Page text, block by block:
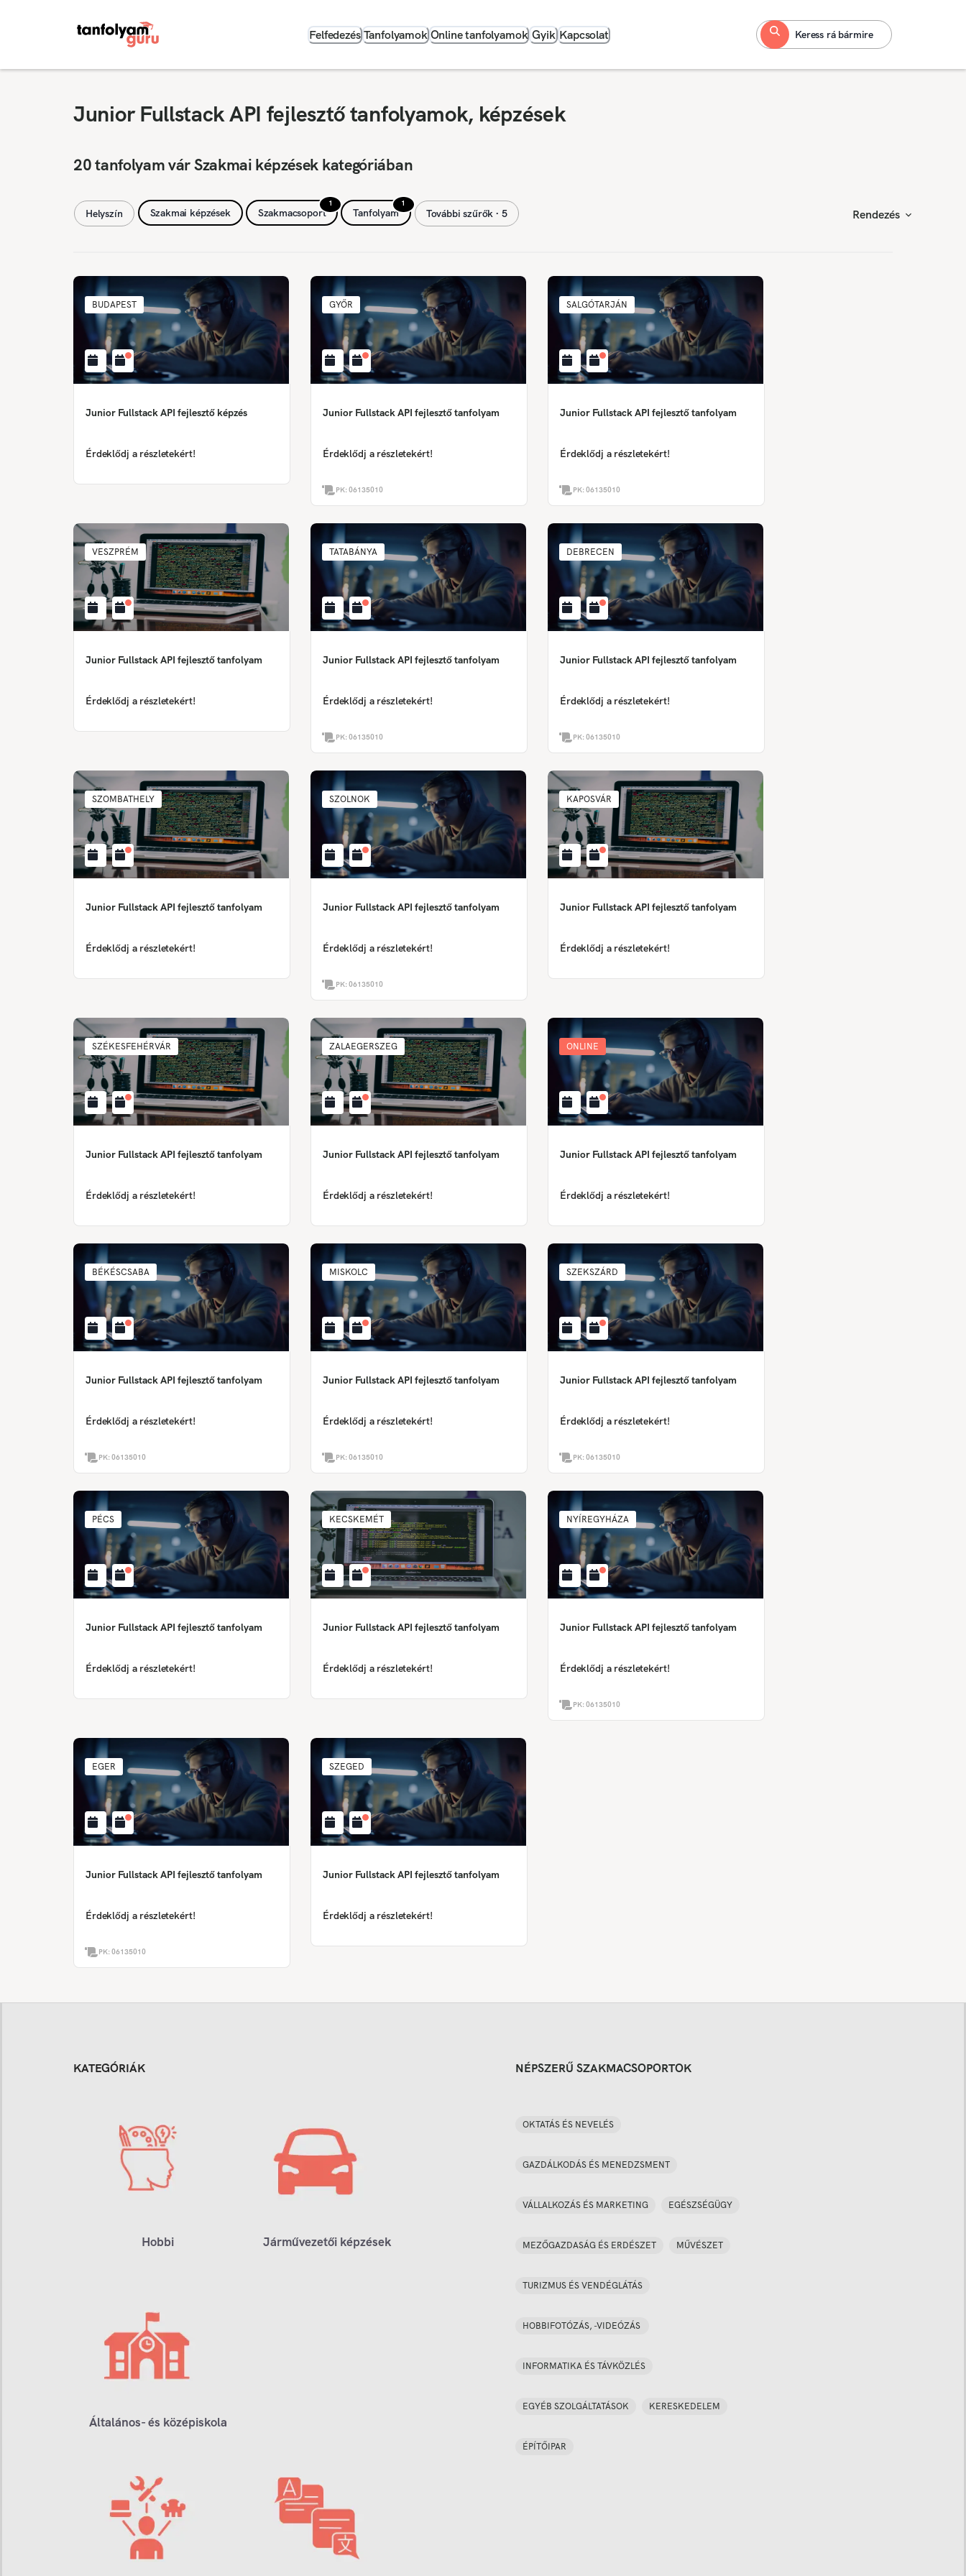
Felfedezés Tanfolyamok Online tanfolyamok Gyik Kapcsolat Keress rá bármire
Junior Fullstack API fejlesztő tanfolyamok, képzések
20 tanfolyam vár Szakmai képzések kategóriában
Helyszín Szakmai képzések
1
Szakmacsoport
1
Tanfolyam További szűrők ∙ 5 Rendezés
BUDAPEST
Junior Fullstack API fejlesztő képzés
Érdeklődj a részletekért!
GYŐR
Junior Fullstack API fejlesztő tanfolyam
Érdeklődj a részletekért!
PK:06135010
SALGÓTARJÁN
Junior Fullstack API fejlesztő tanfolyam
Érdeklődj a részletekért!
PK:06135010
VESZPRÉM
Junior Fullstack API fejlesztő tanfolyam
Érdeklődj a részletekért!
TATABÁNYA
Junior Fullstack API fejlesztő tanfolyam
Érdeklődj a részletekért!
PK:06135010
DEBRECEN
Junior Fullstack API fejlesztő tanfolyam
Érdeklődj a részletekért!
PK:06135010
SZOMBATHELY
Junior Fullstack API fejlesztő tanfolyam
Érdeklődj a részletekért!
SZOLNOK
Junior Fullstack API fejlesztő tanfolyam
Érdeklődj a részletekért!
PK:06135010
KAPOSVÁR
Junior Fullstack API fejlesztő tanfolyam
Érdeklődj a részletekért!
SZÉKESFEHÉRVÁR
Junior Fullstack API fejlesztő tanfolyam
Érdeklődj a részletekért!
ZALAEGERSZEG
Junior Fullstack API fejlesztő tanfolyam
Érdeklődj a részletekért!
ONLINE
Junior Fullstack API fejlesztő tanfolyam
Érdeklődj a részletekért!
BÉKÉSCSABA
Junior Fullstack API fejlesztő tanfolyam
Érdeklődj a részletekért!
PK:06135010
MISKOLC
Junior Fullstack API fejlesztő tanfolyam
Érdeklődj a részletekért!
PK:06135010
SZEKSZÁRD
Junior Fullstack API fejlesztő tanfolyam
Érdeklődj a részletekért!
PK:06135010
PÉCS
Junior Fullstack API fejlesztő tanfolyam
Érdeklődj a részletekért!
KECSKEMÉT
Junior Fullstack API fejlesztő tanfolyam
Érdeklődj a részletekért!
NYÍREGYHÁZA
Junior Fullstack API fejlesztő tanfolyam
Érdeklődj a részletekért!
PK:06135010
EGER
Junior Fullstack API fejlesztő tanfolyam
Érdeklődj a részletekért!
PK:06135010
SZEGED
Junior Fullstack API fejlesztő tanfolyam
Érdeklődj a részletekért!
KATEGÓRIÁK
Hobbi Járművezetői képzések
Általános- és középiskola
NÉPSZERŰ SZAKMACSOPORTOK
OKTATÁS ÉS NEVELÉS
GAZDÁLKODÁS ÉS MENEDZSMENT
VÁLLALKOZÁS ÉS MARKETING EGÉSZSÉGÜGY
MEZŐGAZDASÁG ÉS ERDÉSZET MŰVÉSZET
TURIZMUS ÉS VENDÉGLÁTÁS
HOBBIFOTÓZÁS, -VIDEÓZÁS
INFORMATIKA ÉS TÁVKÖZLÉS
EGYÉB SZOLGÁLTATÁSOK KERESKEDELEM
ÉPÍTŐIPAR